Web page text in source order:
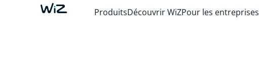
ProduitsDécouvrir WiZPour les entreprises